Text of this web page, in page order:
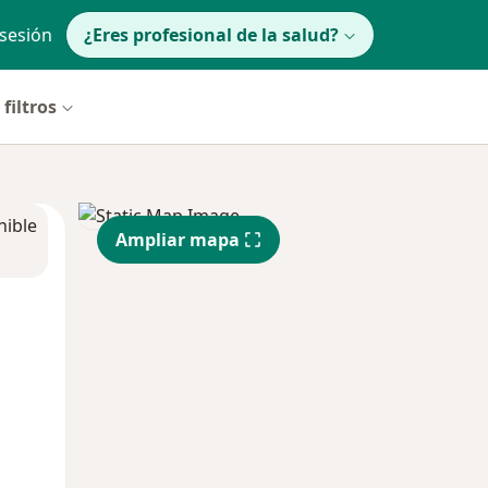
¿Eres profesional de la salud?
filtros
Ampliar mapa